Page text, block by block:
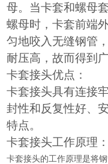
母。当卡套和螺母
螺母时，卡套前端
匀地咬入无缝钢管
耐压高，故而得到
卡套接头优点：
卡套接头具有连接
封性和反复性好、
特点。
卡套接头工作原理：
卡套接头的工作原理是将